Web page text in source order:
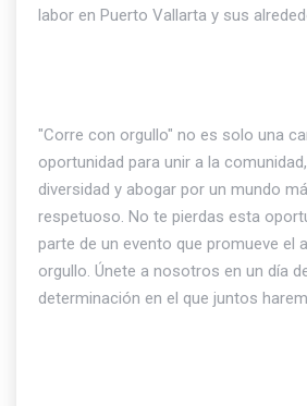
labor en Puerto Vallarta y sus
"Corre con orgullo" no es solo una
oportunidad para unir a la
diversidad y abogar por un mundo
respetuoso. No te pierdas esta
parte de un evento que promueve el
orgullo. Únete a nosotros en un día
determinación en el que juntos